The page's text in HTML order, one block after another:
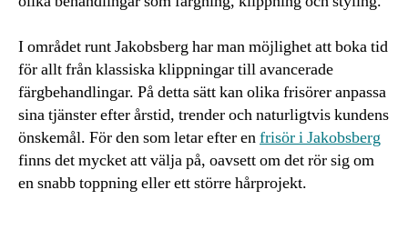
I området runt Jakobsberg har man möjlighet att boka tid
för allt från klassiska klippningar till avancerade
färgbehandlingar. På detta sätt kan olika frisörer anpassa
sina tjänster efter årstid, trender och naturligtvis kundens
önskemål. För den som letar efter enfrisör i Jakobsberg
finns det mycket att välja på, oavsett om det rör sig om
en snabb toppning eller ett större hårprojekt.